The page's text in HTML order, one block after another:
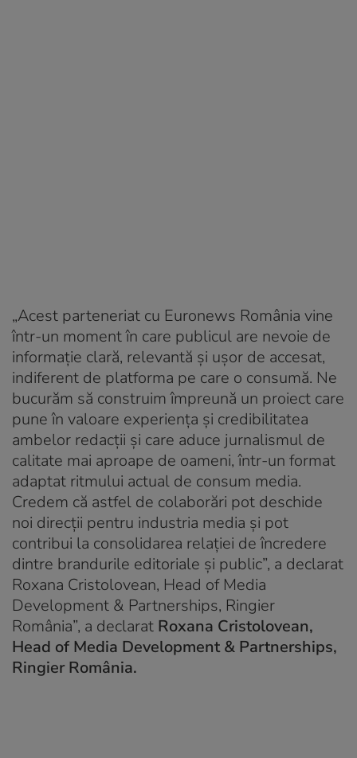
„Acest parteneriat cu Euronews România vine
într-un moment în care publicul are nevoie de
informație clară, relevantă și ușor de accesat,
indiferent de platforma pe care o consumă. Ne
bucurăm să construim împreună un proiect care
pune în valoare experiența și credibilitatea
ambelor redacții și care aduce jurnalismul de
calitate mai aproape de oameni, într-un format
adaptat ritmului actual de consum media.
Credem că astfel de colaborări pot deschide
noi direcții pentru industria media și pot
contribui la consolidarea relației de încredere
dintre brandurile editoriale și public”, a declarat
Roxana Cristolovean, Head of Media
Development & Partnerships, Ringier
România”, a declarat Roxana Cristolovean,
Head of Media Development & Partnerships,
Ringier România.